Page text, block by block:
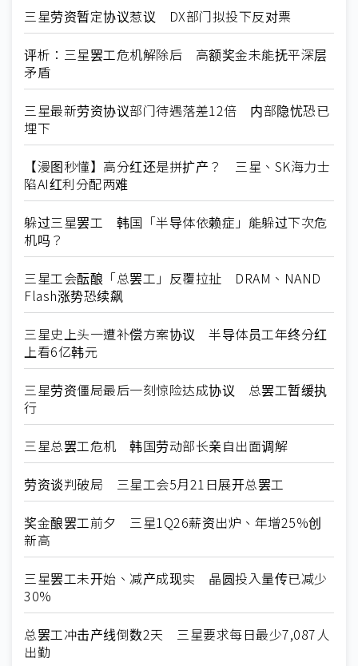
三星劳资暂定协议惹议 DX部门拟投下反对票
评析：三星罢工危机解除后 高额奖金未能抚平深层
矛盾
三星最新劳资协议部门待遇落差12倍 内部隐忧恐已
埋下
【漫图秒懂】高分红还是拼扩产？ 三星、SK海力士
陷AI红利分配两难
躲过三星罢工 韩国「半导体依赖症」能躲过下次危
机吗？
三星工会酝酿「总罢工」反覆拉扯 DRAM、NAND
Flash涨势恐续飙
三星史上头一遭补偿方案协议 半导体员工年终分红
上看6亿韩元
三星劳资僵局最后一刻惊险达成协议 总罢工暂缓执
行
三星总罢工危机 韩国劳动部长亲自出面调解
劳资谈判破局 三星工会5月21日展开总罢工
奖金酿罢工前夕 三星1Q26薪资出炉、年增25%创
新高
三星罢工未开始、减产成现实 晶圆投入量传已减少
30%
总罢工冲击产线倒数2天 三星要求每日最少7,087人
出勤